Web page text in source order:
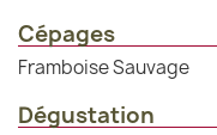
Cépages
Framboise Sauvage
Dégustation